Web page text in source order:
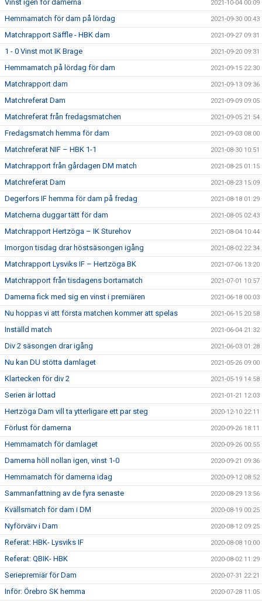
Vinst igen för damerna 2021-10-04 00:09
Hemmamatch för dam på lördag 2021-09-30 00:43
Matchrapport Säffle - HBK dam 2021-09-27 09:31
1 - 0 Vinst mot IK Brage 2021-09-20 09:31
Hemmamatch på lördag för dam 2021-09-15 22:30
Matchrapport dam 2021-09-13 09:36
Matchreferat Dam 2021-09-09 09:05
Matchreferat från fredagsmatchen 2021-09-05 21:54
Fredagsmatch hemma för dam 2021-09-03 08:00
Matchreferat NIF – HBK 1-1 2021-08-30 10:51
Matchrapport från gårdagen DM match 2021-08-25 01:15
Matchreferat Dam 2021-08-23 15:09
Degerfors IF hemma för dam på fredag 2021-08-18 01:29
Matcherna duggar tätt för dam 2021-08-05 02:43
Matchrapport Hertzöga – IK Sturehov 2021-08-04 10:44
Imorgon tisdag drar höstsäsongen igång 2021-08-02 22:34
Matchrapport Lysviks IF – Hertzöga BK 2021-07-06 13:20
Matchrapport från tisdagens bortamatch 2021-07-01 10:57
Damerna fick med sig en vinst i premiären 2021-06-18 00:03
Nu hoppas vi att första matchen kommer att spelas 2021-06-15 20:58
Inställd match 2021-06-04 21:32
Div 2 säsongen drar igång 2021-06-03 01:28
Nu kan DU stötta damlaget 2021-05-26 09:00
Klartecken för div 2 2021-05-19 14:58
Serien är lottad 2021-01-21 12:03
Hertzöga Dam vill ta ytterligare ett par steg 2020-12-10 22:11
Förlust för damerna 2020-09-26 18:11
Hemmamatch för damlaget 2020-09-26 00:55
Damerna höll nollan igen, vinst 1-0 2020-09-21 09:36
Hemmamatch för damerna idag 2020-09-12 08:52
Sammanfattning av de fyra senaste 2020-08-29 13:56
Kvällsmatch för dam i DM 2020-08-19 00:25
Nyförvärv i Dam 2020-08-12 09:25
Referat: HBK- Lysviks IF 2020-08-08 10:00
Referat: QBIK- HBK 2020-08-02 11:29
Seriepremiär för Dam 2020-07-31 22:21
Inför: Örebro SK hemma 2020-07-28 11:05